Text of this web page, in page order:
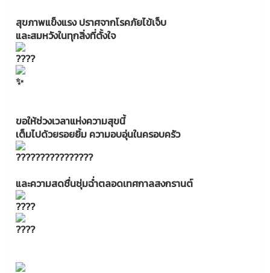
สุขภาพแข็งแรง ปราศจากโรคภัยไข้เจ็บ
และสมหวังในทุกสิ่งที่ตั้งใจ
ขอให้ช่วงเวลาแห่งความสุขนี้
เต็มไปด้วยรอยยิ้ม ความอบอุ่นในครอบครัว
และความสดชื่นชุ่มฉ่ำตลอดเทศกาลสงกรานต์